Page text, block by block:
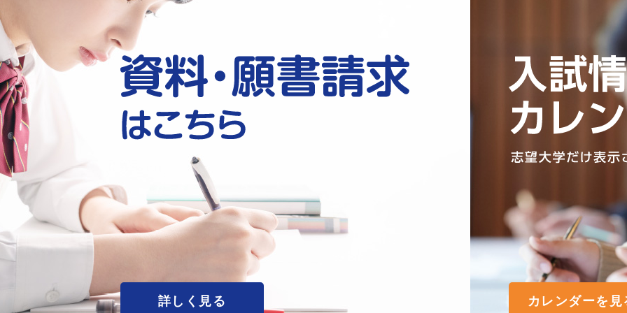
詳しく見る カレンダーを見